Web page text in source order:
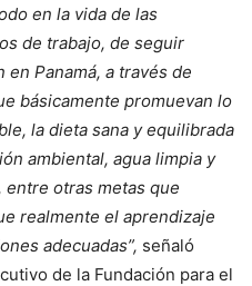
en la vida de las
de trabajo, de seguir
Panamá, a través de
básicamente promuevan lo
la dieta sana y equilibrada
ambiental, agua limpia y
entre otras metas que
realmente el aprendizaje
adecuadas”, señaló
de la Fundación para el